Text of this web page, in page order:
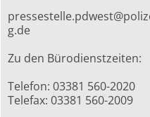
g.de
Zu den Bürodienstzeiten:
Telefon: 03381 560-2020
Telefax: 03381 560-2009